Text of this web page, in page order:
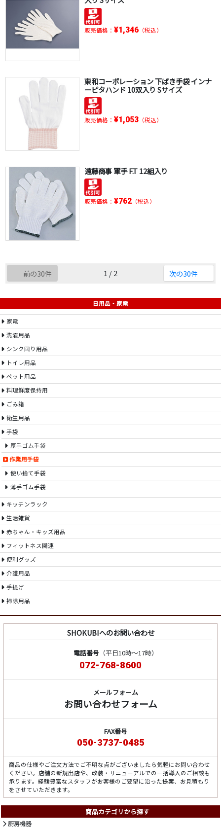
販売価格： ¥1,346（税込）
東和コーポレーション 下ばき手袋 インナ
ーピタハンド 10双入り Sサイズ
販売価格： ¥1,053（税込）
遠藤商事 軍手 F.T 12組入り
販売価格： ¥762（税込）
前の30件 1 / 2 次の30件
日用品・家電
家電
洗濯用品
シンク回り用品
トイレ用品
ペット用品
料理鮮度保持用
ごみ箱
衛生用品
手袋
厚手ゴム手袋
作業用手袋
使い捨て手袋
薄手ゴム手袋
キッチンラック
生活雑貨
赤ちゃん・キッズ用品
フィットネス関連
便利グッズ
介護用品
手提げ
掃除用品
SHOKUBIへのお問い合わせ
電話番号（平日10時～17時）
072-768-8600
メールフォーム
お問い合わせフォーム
FAX番号
050-3737-0485
商品の仕様やご注文方法でご不明な点がございましたら気軽にお問い合わせ
ください。店舗の新規出店や、改装・リニューアルでの一括導入のご相談も
承ります。経験豊富なスタッフがお客様のご要望に沿った提案、お見積もり
をさせていただきます。
商品カテゴリから探す
厨房機器